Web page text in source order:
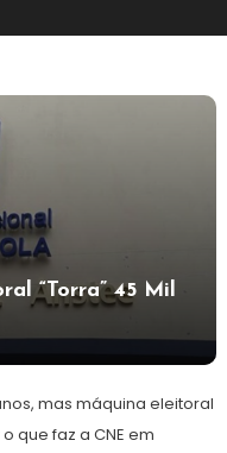
“torra” 45 Mil
mas máquina eleitoral
que faz a CNE em